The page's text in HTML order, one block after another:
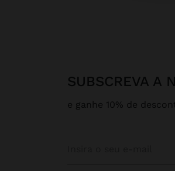
SUBSCREVA A
e ganhe 10% de